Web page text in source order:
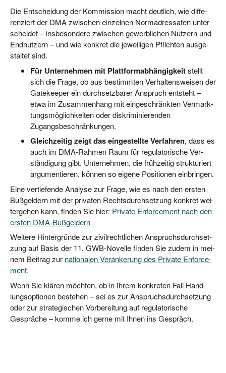
Die Ent­schei­dung der Kom­mis­si­on macht deut­lich, wie dif­fe­
ren­ziert der DMA zwi­schen ein­zel­nen Norm­adres­sa­ten unter­
schei­det – ins­be­son­de­re zwi­schen gewerb­li­chen Nut­zern und
End­nut­zern – und wie kon­kret die jewei­li­gen Pflich­ten aus­ge­
stal­tet sind.
Für Unter­neh­men mit Platt­form­ab­hän­gig­keitstellt
sich die Fra­ge, ob aus bestimm­ten Ver­hal­tens­wei­sen der
Gate­kee­per ein durch­setz­ba­rer Anspruch ent­steht –
etwa im Zusam­men­hang mit ein­ge­schränk­ten Ver­mark­
tungs­mög­lich­kei­ten oder dis­kri­mi­nie­ren­den
Zugangsbeschränkungen.
Gleich­zei­tig zeigt das ein­ge­stell­te Ver­fah­ren, dass es
auch im DMA-Rah­men Raum für regu­la­to­ri­sche Ver­
stän­di­gung gibt. Unter­neh­men, die früh­zei­tig struk­tu­riert
argu­men­tie­ren, kön­nen so eige­ne Posi­tio­nen einbringen.
Eine ver­tie­fen­de Ana­ly­se zur Fra­ge, wie es nach den ers­ten
Buß­gel­dern mit der pri­va­ten Rechts­durch­set­zung kon­kret wei­
ter­ge­hen kann, fin­den Sie hier: Pri­va­te Enforce­ment nach den
ers­ten DMA-Bußgeldern
Wei­te­re Hin­ter­grün­de zur zivil­recht­li­chen Anspruchs­durch­set­
zung auf Basis der 11. GWB-Novel­le fin­den Sie zudem in mei­
nem Bei­trag zur natio­na­len Ver­an­ke­rung des Pri­va­te Enforce­
ment.
Wenn Sie klä­ren möch­ten, ob in Ihrem kon­kre­ten Fall Hand­
lungs­op­tio­nen bestehen – sei es zur Anspruchs­durch­set­zung
oder zur stra­te­gi­schen Vor­be­rei­tung auf regu­la­to­ri­sche
Gesprä­che – kom­me ich ger­ne mit Ihnen ins Gespräch.